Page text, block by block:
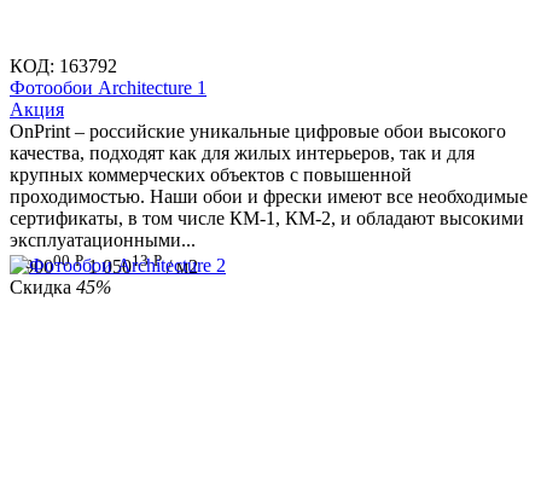
КОД: 163792
Фотообои Architecture 1
Aкция
OnPrint – российские уникальные цифровые обои высокого
качества, подходят как для жилых интерьеров, так и для
крупных коммерческих объектов с повышенной
проходимостью. Наши обои и фрески имеют все необходимые
сертификаты, в том числе КМ-1, КМ-2, и обладают высокими
эксплуатационными...
1 90000 Р 1 05013 Р / м2
Скидка 45%